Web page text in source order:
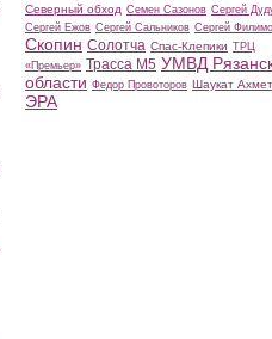
Северный обход Семен Сазонов Сергей
Сергей Ежов Сергей Сальников Сергей
Скопин Солотча Спас-Клепики ТРЦ
«Премьер» Трасса М5 УМВД
области Федор Провоторов Шаукат
ЭРА